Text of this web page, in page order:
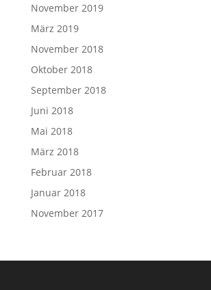
November 2019
März 2019
November 2018
Oktober 2018
September 2018
Juni 2018
Mai 2018
März 2018
Februar 2018
Januar 2018
November 2017